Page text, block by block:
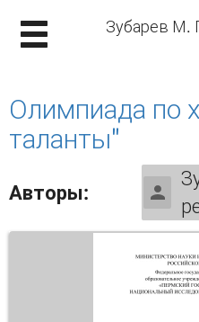
Зубарев М.
Олимпиада по
таланты"
Авторы: